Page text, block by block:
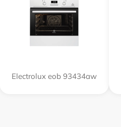
Electrolux eob 93434aw